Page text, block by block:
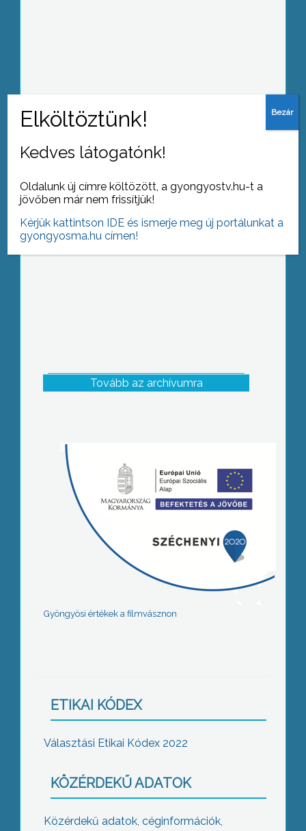
vasárnapi népszavazás, bár
Gyöngyöstarjánban rosszul lett az
egyik szavazókör
jegyzőkönyvvezetője
Tovább az archívumra
Gyöngyösi értékek a filmvásznon
ETIKAI KÓDEX
Választási Etikai Kódex 2022
KÖZÉRDEKŰ ADATOK
Közérdekű adatok, céginformációk,
Kedves látogatónk!
Oldalunk új címre költözött, a gyongyostv.hu-t a
jövőben már nem frissítjük!
Kérjük kattintson IDE és ismerje meg új portálunkat a
gyongyosma.hu címen!